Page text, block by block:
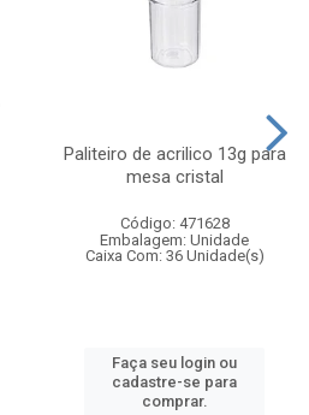
Paliteiro de acrilico 13g para
mesa cristal
Código: 471628
Embalagem: Unidade
Caixa Com: 36 Unidade(s)
Faça seu login ou
cadastre-se para
comprar.